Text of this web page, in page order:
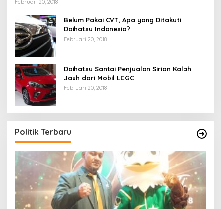
Februari 20, 2018
Belum Pakai CVT, Apa yang Ditakuti
Daihatsu Indonesia?
Februari 20, 2018
Daihatsu Santai Penjualan Sirion Kalah
Jauh dari Mobil LCGC
Februari 20, 2018
Politik Terbaru